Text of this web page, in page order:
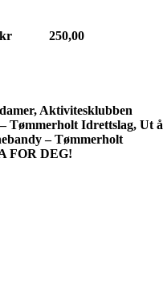
250,00
Aktivitesklubben
Tømmerholt Idrettslag, Ut å
– Tømmerholt
FOR DEG!